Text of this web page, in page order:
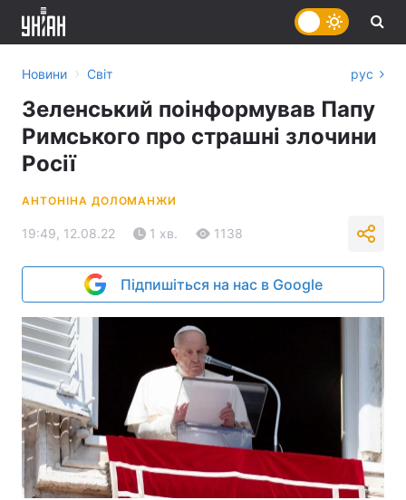
Новини › Світ рус
Зеленський поінформував Папу
Римського про страшні злочини
Росії
АНТОНІНА ДОЛОМАНЖИ
19:49, 12.08.22 1 хв. 1138
Підпишіться на нас в Google